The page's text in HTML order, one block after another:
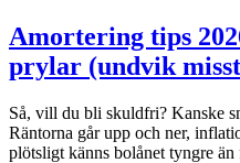
Amortering tips
prylar (undvik
Så, vill du bli skuldfri? Kanske
Räntorna går upp och ner,
plötsligt känns bolånet tyngre